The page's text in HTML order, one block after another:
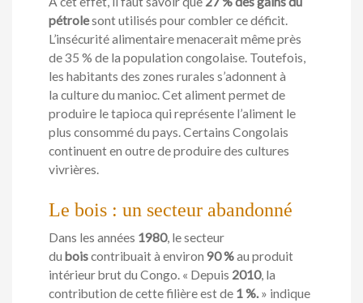
pétrolesont utilisés pour combler ce déficit.
L’insécurité alimentaire menacerait même près
de 35 % de la population congolaise. Toutefois,
les habitants des zones rurales s’adonnent à
la culture du manioc. Cet aliment permet de
produire le tapioca qui représente l’aliment le
plus consommé du pays. Certains Congolais
continuent en outre de produire des cultures
vivrières.
Le bois : un secteur abandonné
Dans les années 1980, le secteur
du boiscontribuait à environ 90 %au produit
intérieur brut du Congo. « Depuis 2010, la
contribution de cette filière est de 1 %.» indique